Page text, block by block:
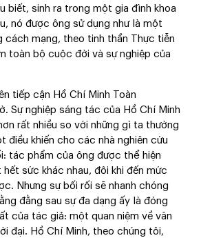
biết, sinh ra trong một gia đình khoa
nó được ông sử dụng như là một
cách mạng, theo tinh thần Thực tiễn
toàn bộ cuộc đời và sự nghiệp của
tiếp cận Hồ Chí Minh Toàn
Sự nghiệp sáng tác của Hồ Chí Minh
rất nhiều so với những gì ta thường
điều khiến cho các nhà nghiên cứu
tác phẩm của ông được thể hiện
hết sức khác nhau, đôi khi đến mức
Nhưng sự bối rối sẽ nhanh chóng
đằng sau sự đa dạng ấy là đóng
của tác giả: một quan niệm về văn
đại. Hồ Chí Minh, theo chúng tôi,